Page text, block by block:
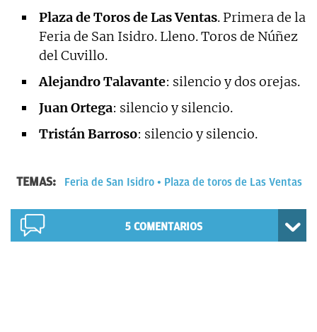
Plaza de Toros de Las Ventas. Primera de la
Feria de San Isidro. Lleno. Toros de Núñez
del Cuvillo.
Alejandro Talavante: silencio y dos orejas.
Juan Ortega: silencio y silencio.
Tristán Barroso: silencio y silencio.
TEMAS: Feria de San Isidro Plaza de toros de Las Ventas
5 COMENTARIOS